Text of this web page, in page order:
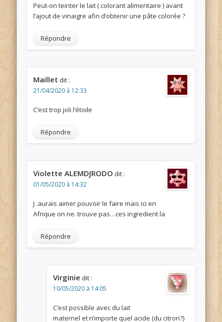
Peut-on teinter le lait ( colorant alimentaire ) avant
l’ajout de vinaigre afin d’obtenir une pâte colorée ?
Répondre
Maillet dit :
21/04/2020 à 12:33
C’est trop joli l’étoile
Répondre
Violette ALEMDJRODO dit :
01/05/2020 à 14:32
J .aurais aimer pouvoir le faire mais ici en
Afrique on ne. trouve pas…ces ingredient la
Répondre
Virginie dit :
10/05/2020 à 14:05
C’est possible avec du lait
maternel et n’importe quel acide (du citron?)